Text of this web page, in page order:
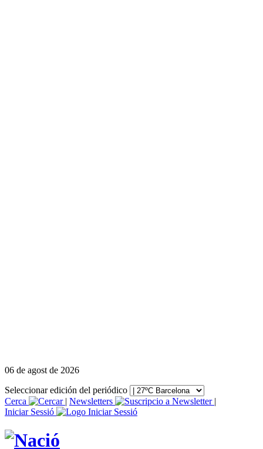
06 de agost de 2026
Seleccionar edición del periódico
Cerca
| Newsletters
|
Iniciar Sessió